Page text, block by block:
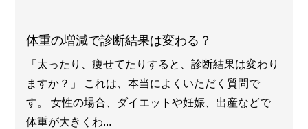
体重の増減で診断結果は変わる？
「太ったり、痩せてたりすると、診断結果は変わり
ますか？」 これは、本当によくいただく質問で
す。 女性の場合、ダイエットや妊娠、出産などで
体重が大きくわ...